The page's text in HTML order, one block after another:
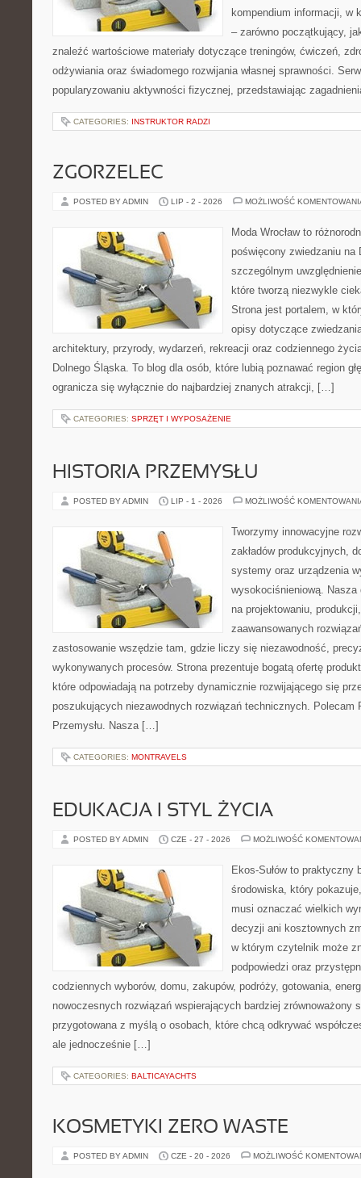
kompendium informacji, w
– zarówno początkujący,
znaleźć wartościowe materiały dotyczące treningów, ćwiczeń,
odżywiania oraz świadomego rozwijania własnej sprawności.
popularyzowaniu aktywności fizycznej, przedstawiając
CATEGORIES: INSTRUKTOR RADZI
ZGORZELEC
POSTED BY ADMIN LIP - 2 - 2026 MOŻLIWOŚĆ
Moda Wrocław to
poświęcony zwiedzaniu na
szczególnym
które tworzą niezwykle
Strona jest portalem, w
opisy dotyczące
architektury, przyrody, wydarzeń, rekreacji oraz codziennego
Dolnego Śląska. To blog dla osób, które lubią poznawać region
ogranicza się wyłącznie do najbardziej znanych atrakcji, […]
CATEGORIES: SPRZĘT I WYPOSAŻENIE
HISTORIA PRZEMYSŁU
POSTED BY ADMIN LIP - 1 - 2026 MOŻLIWOŚĆ
Tworzymy innowacyjne
zakładów produkcyjnych,
systemy oraz urządzenia
wysokociśnieniową. Nasza
na projektowaniu,
zaawansowanych
zastosowanie wszędzie tam, gdzie liczy się niezawodność,
wykonywanych procesów. Strona prezentuje bogatą ofertę
które odpowiadają na potrzeby dynamicznie rozwijającego się
poszukujących niezawodnych rozwiązań technicznych. Polecam
Przemysłu. Nasza […]
CATEGORIES: MONTRAVELS
EDUKACJA I STYL ŻYCIA
POSTED BY ADMIN CZE - 27 - 2026 MOŻLIWOŚĆ
Ekos-Sułów to praktyczny
środowiska, który
musi oznaczać wielkich
decyzji ani kosztownych
w którym czytelnik może
podpowiedzi oraz
codziennych wyborów, domu, zakupów, podróży, gotowania,
nowoczesnych rozwiązań wspierających bardziej zrównoważony
przygotowana z myślą o osobach, które chcą odkrywać
ale jednocześnie […]
CATEGORIES: BALTICAYACHTS
KOSMETYKI ZERO WASTE
POSTED BY ADMIN CZE - 20 - 2026 MOŻLIWOŚĆ